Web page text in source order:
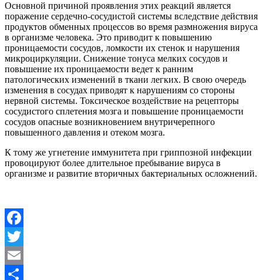
Основной причиной проявления этих реакций является
поражение сердечно-сосудистой системы вследствие действия
продуктов обменных процессов во время размножения вируса
в организме человека. Это приводит к повышению
проницаемости сосудов, ломкости их стенок и нарушения
микроциркуляции. Снижение тонуса мелких сосудов и
повышение их проницаемости ведет к ранним
патологических изменений в ткани легких. В свою очередь
изменения в сосудах приводят к нарушениям со стороны
нервной системы. Токсическое воздействие на рецепторы
сосудистого сплетения мозга и повышение проницаемости
сосудов опасные возникновением внутричерепного
повышенного давления и отеком мозга.
К тому же угнетение иммунитета при гриппозной инфекции
провоцируют более длительное пребывание вируса в
организме и развитие вторичных бактериальных осложнений.
Facebook
Twitter
Email